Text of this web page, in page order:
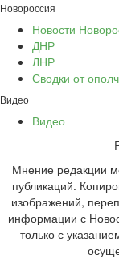
Новороссия
Новости
ДНР
ЛНР
Сводки от
Видео
Видео
Мнение редакции
публикаций.
изображений,
информации с
только с